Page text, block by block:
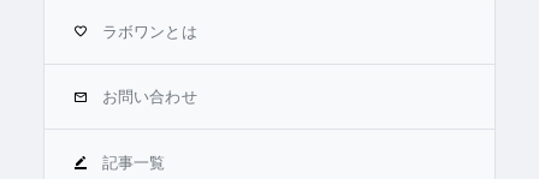
ラボワンとは
お問い合わせ
記事一覧